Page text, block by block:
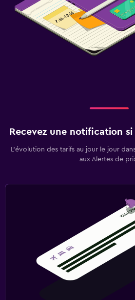
Recevez une notification
L’évolution des tarifs au jour le jour
aux Alertes de